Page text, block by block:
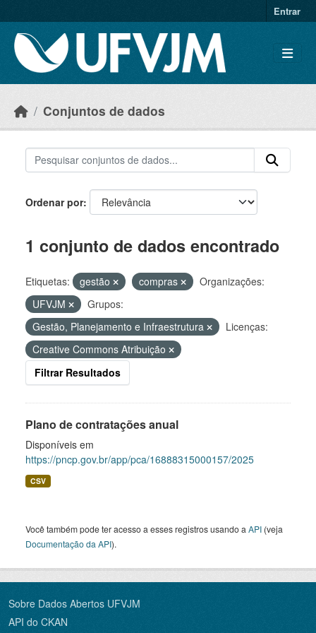
Entrar
Conjuntos de dados
Ordenar por
1 conjunto de dados encontrado
Etiquetas: gestão compras
Organizações:
UFVJM
Grupos:
Gestão, Planejamento e Infraestrutura
Licenças:
Creative Commons Atribuição
Filtrar Resultados
Plano de contratações anual
Disponíveis em
https://pncp.gov.br/app/pca/16888315000157/2025
CSV
Você também pode ter acesso a esses registros usando a API (veja
Documentação da API).
Sobre Dados Abertos UFVJM
API do CKAN